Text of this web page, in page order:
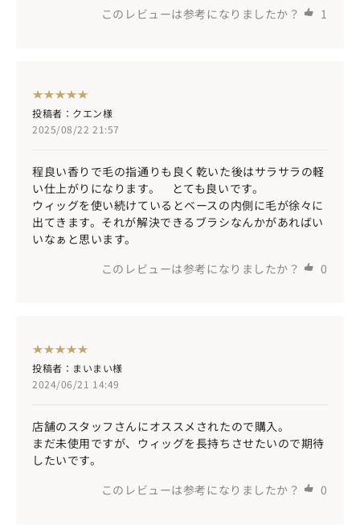
このレビューは参考になりましたか？
1
投稿者：クエン様
2025/08/22 21:57
程良い香りで毛の指通りも良く乾いた後はサラサラの軽
い仕上がりになります。 とても良いです。
ウィッグを使い続けているとベースの内側に毛が徐々に
出てきます。それが解決できるブラシなんかがあればい
いなぁと思います。
このレビューは参考になりましたか？
0
投稿者：まいまい様
2024/06/21 14:49
店舗のスタッフさんにオススメされたので購入。
まだ未使用ですが、ウィッグを長持ちさせたいので期待
したいです。
このレビューは参考になりましたか？
0